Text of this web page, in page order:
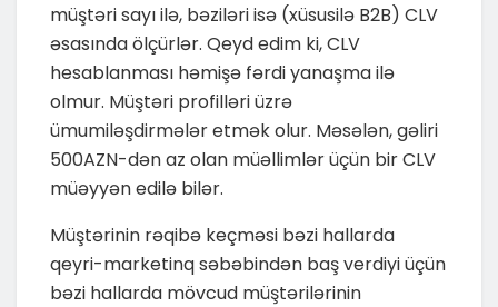
müştəri sayı ilə, bəziləri isə (xüsusilə B2B) CLV
əsasında ölçürlər. Qeyd edim ki, CLV
hesablanması həmişə fərdi yanaşma ilə
olmur. Müştəri profilləri üzrə
ümumiləşdirmələr etmək olur. Məsələn, gəliri
500AZN-dən az olan müəllimlər üçün bir CLV
müəyyən edilə bilər.
Müştərinin rəqibə keçməsi bəzi hallarda
qeyri-marketinq səbəbindən baş verdiyi üçün
bəzi hallarda mövcud müştərilərinin